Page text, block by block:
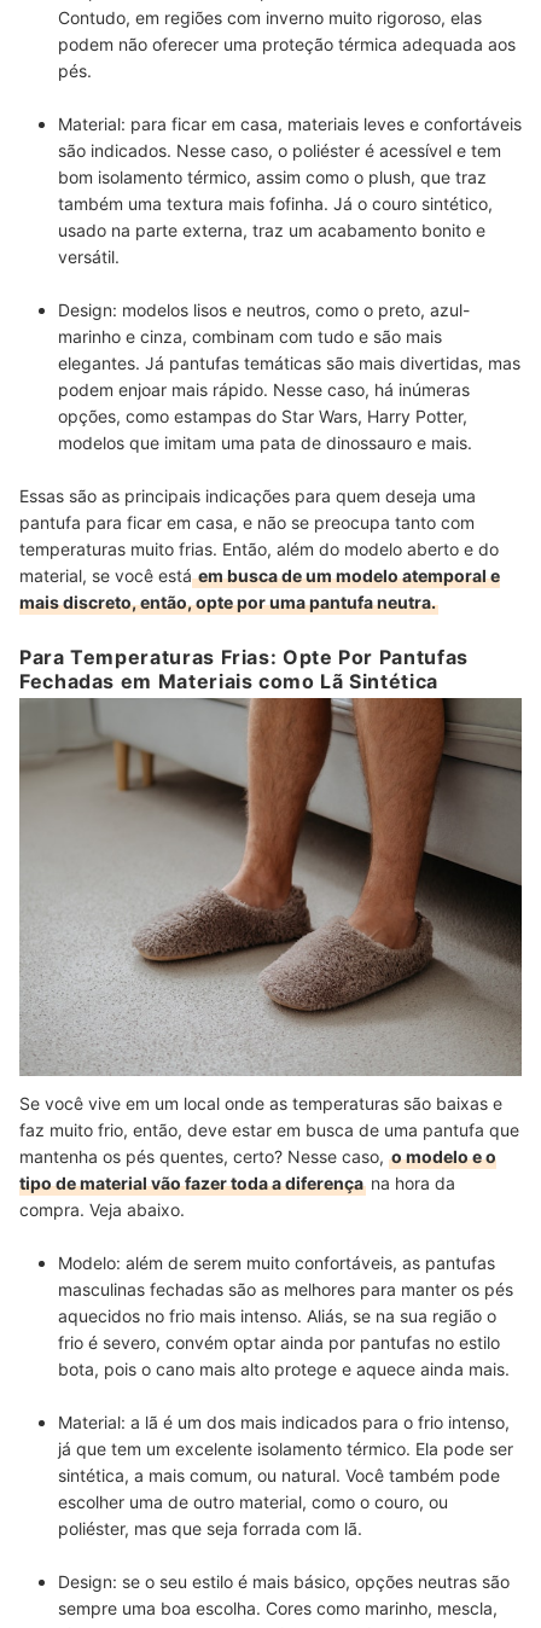
Contudo, em regiões com inverno muito rigoroso, elas
podem não oferecer uma proteção térmica adequada aos
pés.
Material: para ficar em casa, materiais leves e confortáveis
são indicados. Nesse caso, o poliéster é acessível e tem
bom isolamento térmico, assim como o plush, que traz
também uma textura mais fofinha. Já o couro sintético,
usado na parte externa, traz um acabamento bonito e
versátil.
Design: modelos lisos e neutros, como o preto, azul-
marinho e cinza, combinam com tudo e são mais
elegantes. Já pantufas temáticas são mais divertidas, mas
podem enjoar mais rápido. Nesse caso, há inúmeras
opções, como estampas do Star Wars, Harry Potter,
modelos que imitam uma pata de dinossauro e mais.
Essas são as principais indicações para quem deseja uma
pantufa para ficar em casa, e não se preocupa tanto com
temperaturas muito frias. Então, além do modelo aberto e do
material, se você estáem busca de um modelo atemporal e
mais discreto, então, opte por uma pantufa neutra.
Para Temperaturas Frias: Opte Por Pantufas
Fechadas em Materiais como Lã Sintética
Se você vive em um local onde as temperaturas são baixas e
faz muito frio, então, deve estar em busca de uma pantufa que
mantenha os pés quentes, certo? Nesse caso, o modelo e o
tipo de material vão fazer toda a diferença na hora da
compra. Veja abaixo.
Modelo: além de serem muito confortáveis, as pantufas
masculinas fechadas são as melhores para manter os pés
aquecidos no frio mais intenso. Aliás, se na sua região o
frio é severo, convém optar ainda por pantufas no estilo
bota, pois o cano mais alto protege e aquece ainda mais.
Material: a lã é um dos mais indicados para o frio intenso,
já que tem um excelente isolamento térmico. Ela pode ser
sintética, a mais comum, ou natural. Você também pode
escolher uma de outro material, como o couro, ou
poliéster, mas que seja forrada com lã.
Design: se o seu estilo é mais básico, opções neutras são
sempre uma boa escolha. Cores como marinho, mescla,